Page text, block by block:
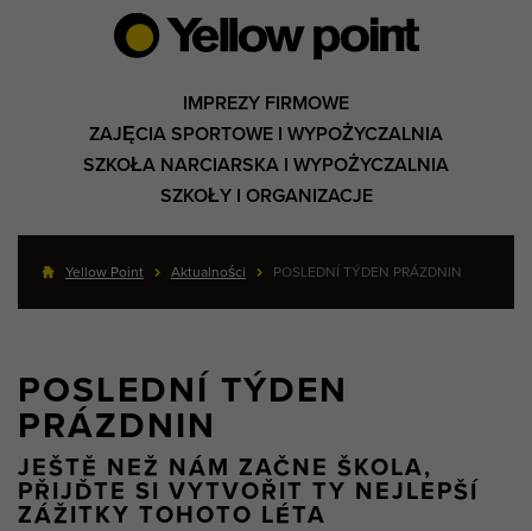
IMPREZY FIRMOWE
ZAJĘCIA SPORTOWE I WYPOŻYCZALNIA
SZKOŁA NARCIARSKA I WYPOŻYCZALNIA
SZKOŁY I ORGANIZACJE
Yellow Point Aktualności POSLEDNÍ TÝDEN PRÁZDNIN
POSLEDNÍ TÝDEN
PRÁZDNIN
JEŠTĚ NEŽ NÁM ZAČNE ŠKOLA,
PŘIJĎTE SI VYTVOŘIT TY NEJLEPŠÍ
ZÁŽITKY TOHOTO LÉTA